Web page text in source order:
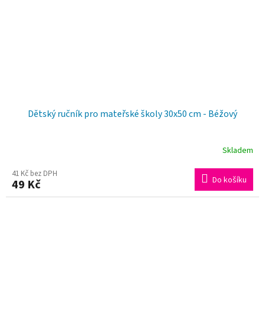
Dětský ručník pro mateřské školy 30x50 cm - Béžový
Skladem
41 Kč bez DPH
49 Kč Do košíku